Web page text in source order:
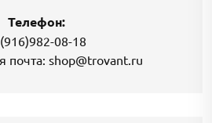
Телефон:
08-18
почта: shop@trovant.ru